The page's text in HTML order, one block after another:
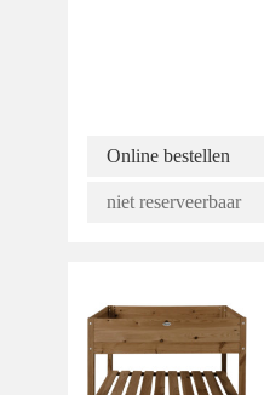
Online bestellen
niet reserveerbaar